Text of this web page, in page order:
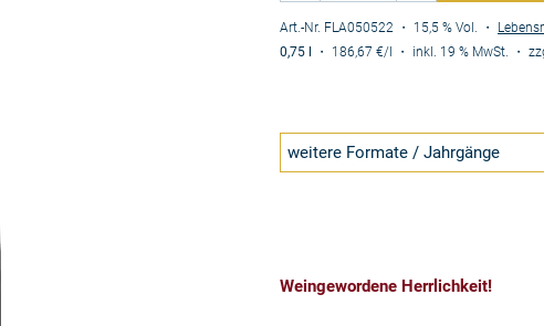
Art.-Nr. FLA050522 ・ 15,5 % Vol. ・
0,75 l ・ 186,67 €/l ・ inkl. 19 % MwSt. ・
weitere Formate / Jahrgänge
Weingewordene Herrlichkeit!